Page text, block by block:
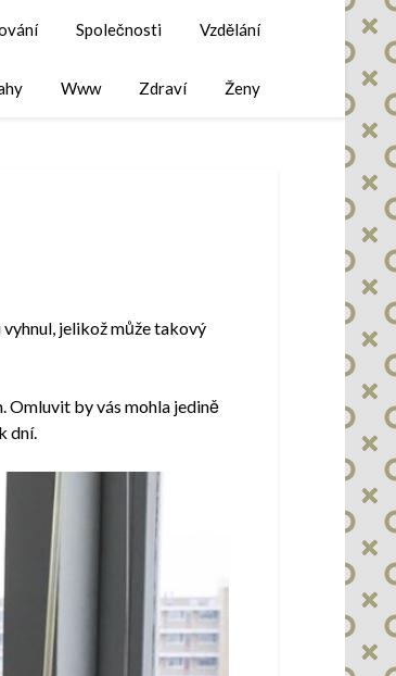
Společnosti Vzdělání
Www Zdraví Ženy
jelikož může takový
Omluvit by vás mohla jedině
dní.